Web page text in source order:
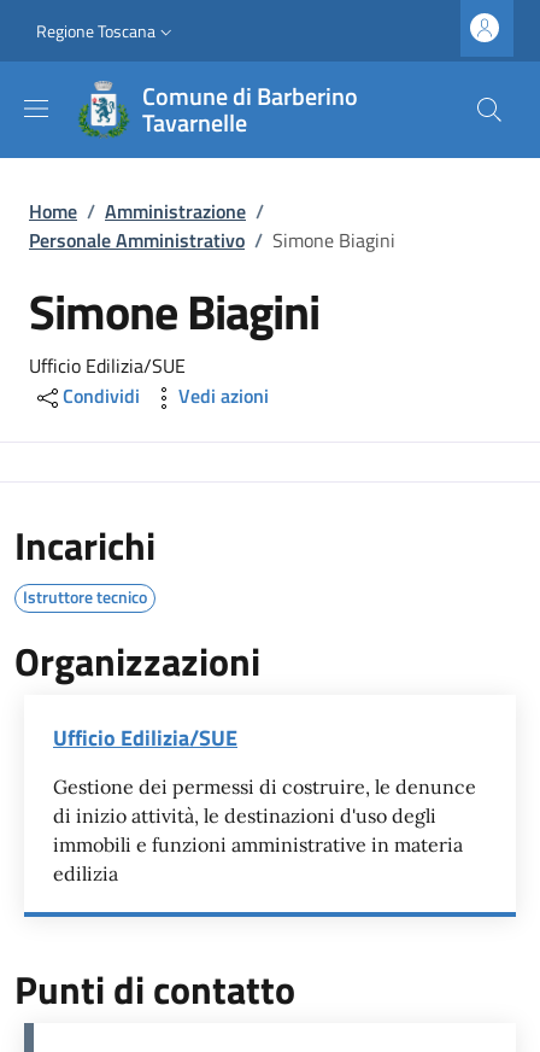
Slim top
Regione Toscana
Comune di Barberino
Tavarnelle
Briciole di pane
Home / Amministrazione /
Personale Amministrativo / Simone Biagini
Simone Biagini
Ufficio Edilizia/SUE
Condividi
Vedi azioni
Incarichi
Istruttore tecnico
Organizzazioni
Ufficio Edilizia/SUE
Gestione dei permessi di costruire, le denunce
di inizio attività, le destinazioni d'uso degli
immobili e funzioni amministrative in materia
edilizia
Punti di contatto